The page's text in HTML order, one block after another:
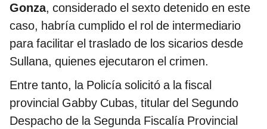
Gonza, considerado el sexto detenido en este
caso, habría cumplido el rol de intermediario
para facilitar el traslado de los sicarios desde
Sullana, quienes ejecutaron el crimen.
Entre tanto, la Policía solicitó a la fiscal
provincial Gabby Cubas, titular del Segundo
Despacho de la Segunda Fiscalía Provincial